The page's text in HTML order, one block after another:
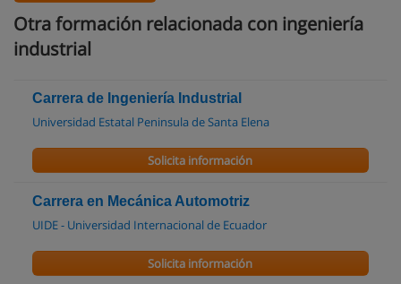
Otra formación relacionada con ingeniería
industrial
Carrera de Ingeniería Industrial
Universidad Estatal Peninsula de Santa Elena
Solicita información
Carrera en Mecánica Automotriz
UIDE - Universidad Internacional de Ecuador
Solicita información